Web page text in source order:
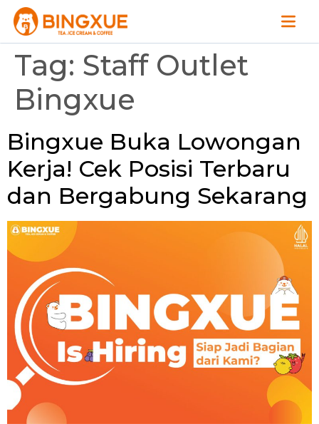
Tag: Staff Outlet
Bingxue
Bingxue Buka Lowongan
Kerja! Cek Posisi Terbaru
dan Bergabung Sekarang